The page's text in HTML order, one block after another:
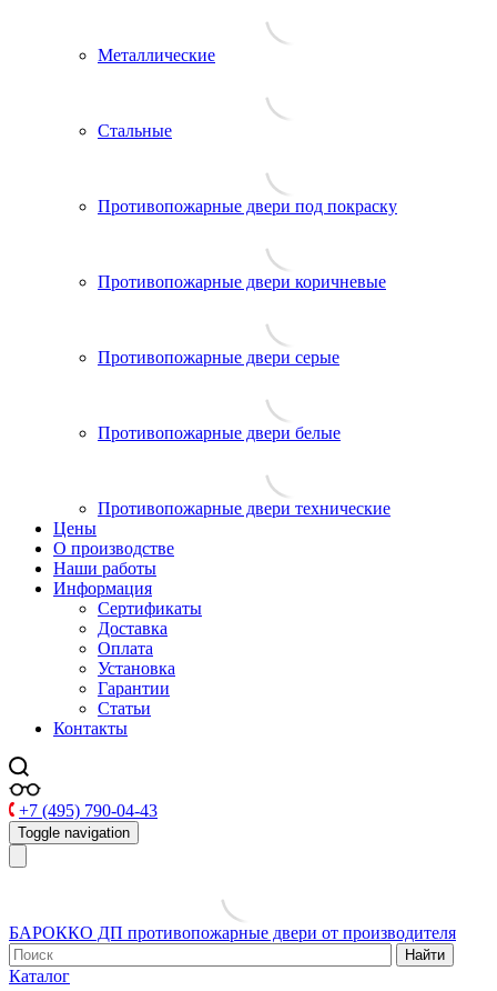
Металлические
Стальные
Противопожарные двери под покраску
Противопожарные двери коричневые
Противопожарные двери серые
Противопожарные двери белые
Противопожарные двери технические
Цены
О производстве
Наши работы
Информация
Сертификаты
Доставка
Оплата
Установка
Гарантии
Статьи
Контакты
+7 (495) 790-04-43
Toggle navigation
БАРОККО ДП противопожарные двери от производителя
Найти
Каталог